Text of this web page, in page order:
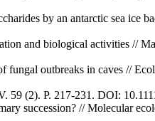
by an antarctic sea ice
and biological activities //
outbreaks in caves //
(2). P. 217-231. DOI:
succession? // Molecular